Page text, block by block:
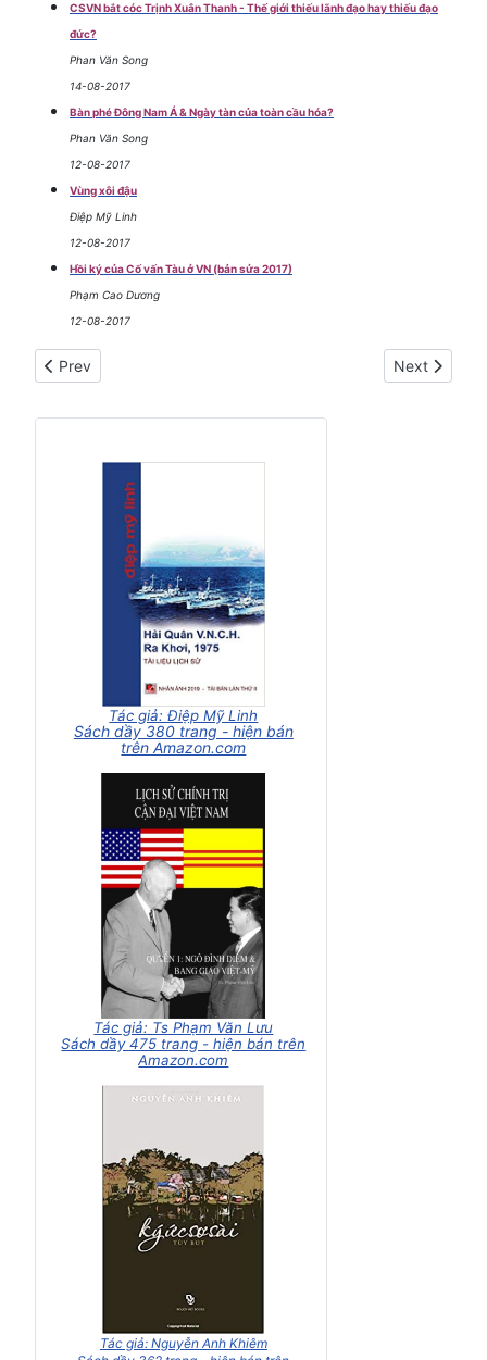
CSVN bắt cóc Trịnh Xuân Thanh - Thế giới thiếu lãnh đạo hay thiếu đạo
đức?
Phan Văn Song
14-08-2017
Bàn phé Đông Nam Á & Ngày tàn của toàn cầu hóa?
Phan Văn Song
12-08-2017
Vùng xôi đậu
Điệp Mỹ Linh
12-08-2017
Hồi ký của Cố vấn Tàu ở VN (bản sửa 2017)
Phạm Cao Dương
12-08-2017
Previous article: Bài đăng tháng 07-2017
Prev Next article:
Next
Tác giả: Điệp Mỹ Linh
Sách dầy 380 trang - hiện bán
trên Amazon.com
Tác giả: Ts Phạm Văn Lưu
Sách dầy 475 trang - hiện bán trên
Amazon.com
Tác giả: Nguyễn Anh Khiêm